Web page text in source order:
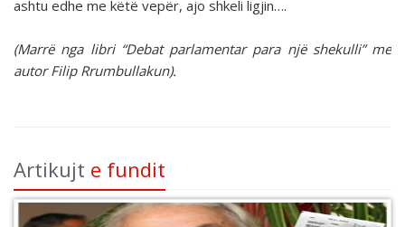
ashtu edhe me këtë vepër, ajo shkeli ligjin….
(Marrë nga libri “Debat parlamentar para një shekulli” me
autor Filip Rrumbullakun).
Artikujt e fundit